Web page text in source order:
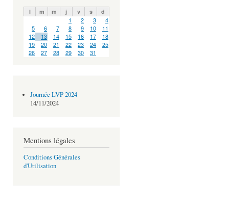
l m m j v s d
1 2 3
4
5
6 7 8 9 10
11
12
13 14 15 16 17
18
19
20 21 22 23 24
25
26
27 28 29 30 31
Journée LVP 2024
14/11/2024
Mentions légales
Conditions Générales
d'Utilisation